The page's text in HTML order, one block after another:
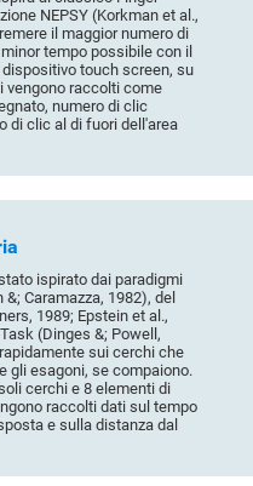
NEPSY (Korkman et al.,
il maggior numero di
tempo possibile con il
touch screen, su
vengono raccolti come
numero di clic
di clic al di fuori dell'area
ispirato dai paradigmi
Caramazza, 1982), del
1989; Epstein et al.,
(Dinges &; Powell,
sui cerchi che
gli esagoni, se compaiono.
cerchi e 8 elementi di
raccolti dati sul tempo
e sulla distanza dal